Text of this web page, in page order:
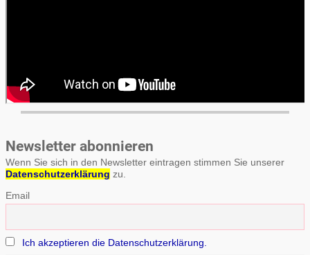
Newsletter abonnieren
Wenn Sie sich in den Newsletter eintragen stimmen Sie unserer
Datenschutzerklärung zu.
Email
Ich akzeptieren die Datenschutzerklärung.